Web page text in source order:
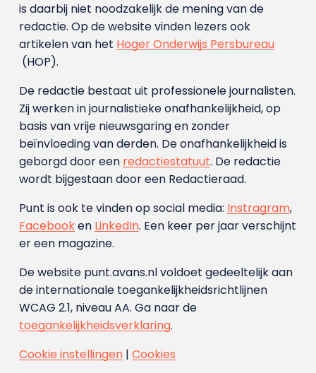
is daarbij niet noodzakelijk de mening van de
redactie. Op de website vinden lezers ook
artikelen van het Hoger Onderwijs Persbureau
(HOP).
De redactie bestaat uit professionele journalisten.
Zij werken in journalistieke onafhankelijkheid, op
basis van vrije nieuwsgaring en zonder
beïnvloeding van derden. De onafhankelijkheid is
geborgd door een redactiestatuut. De redactie
wordt bijgestaan door een Redactieraad.
Punt is ook te vinden op social media: Instragram,
Facebooken LinkedIn. Een keer per jaar verschijnt
er een magazine.
De website punt.avans.nl voldoet gedeeltelijk aan
de internationale toegankelijkheidsrichtlijnen
WCAG 2.1, niveau AA. Ga naar de
toegankelijkheidsverklaring.
Cookie instellingen| Cookies